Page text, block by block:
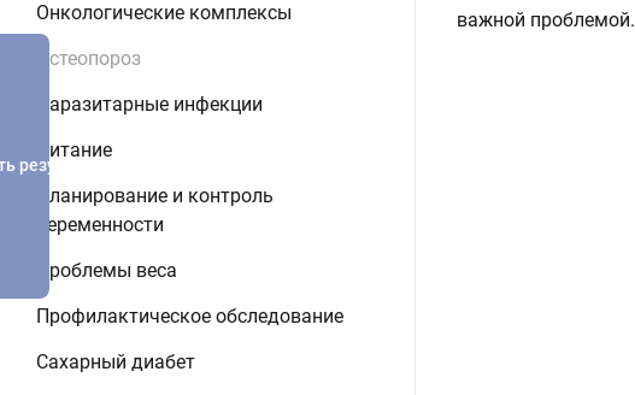
Онкологические комплексы
Остеопороз
Паразитарные инфекции
Питание
Планирование и контроль
беременности
Проблемы веса
Профилактическое обследование
Сахарный диабет
важной проблемой.
результатов